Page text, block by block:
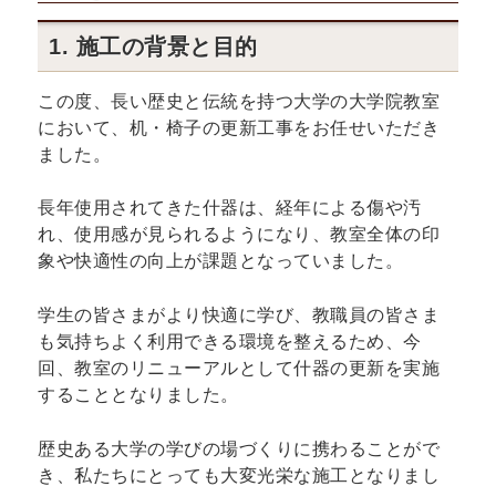
1. 施工の背景と目的
この度、長い歴史と伝統を持つ大学の大学院教室
において、机・椅子の更新工事をお任せいただき
ました。
長年使用されてきた什器は、経年による傷や汚
れ、使用感が見られるようになり、教室全体の印
象や快適性の向上が課題となっていました。
学生の皆さまがより快適に学び、教職員の皆さま
も気持ちよく利用できる環境を整えるため、今
回、教室のリニューアルとして什器の更新を実施
することとなりました。
歴史ある大学の学びの場づくりに携わることがで
き、私たちにとっても大変光栄な施工となりまし